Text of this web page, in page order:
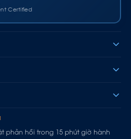
Certified
phản hồi trong 15 phút giờ hành